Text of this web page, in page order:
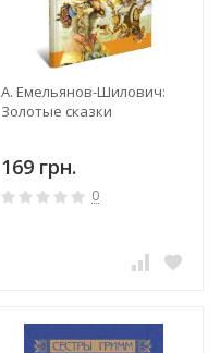
А. Емельянов-Шилович:
Золотые сказки
169 грн.
0